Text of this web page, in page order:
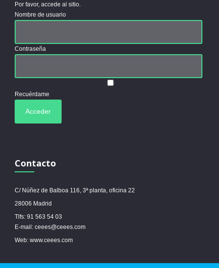
Por favor, accede al sitio.
Nombre de usuario
Contraseña
Recuérdame
Contacto
C/ Núñez de Balboa 116, 3ª planta, oficina 22
28006 Madrid
Tlfs: 91 563 54 03
E-mail: ceees@ceees.com
Web: www.ceees.com